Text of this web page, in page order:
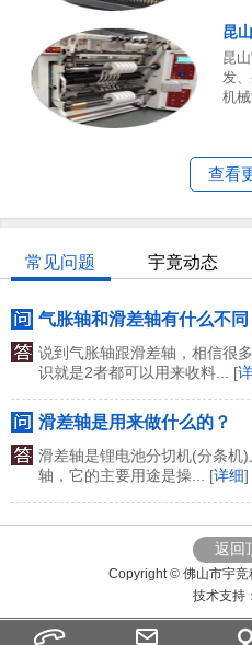
昆
昆
发
机
查看
常见问题 宇竟动态
气胀轴和滑差轴有什么不同
说到气胀轴跟滑差轴，相信很
识就是2者都可以用来收料... [
滑差轴是用来做什么的？
滑差轴是锂电池分切机(分条机
轴，它的主要用途是操... [详细]
返回
Copyright © 佛山市宇竞
技术支持：